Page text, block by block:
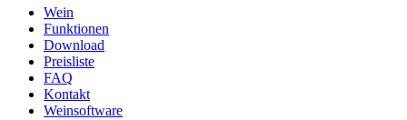
Wein
Funktionen
Download
Preisliste
FAQ
Kontakt
Weinsoftware